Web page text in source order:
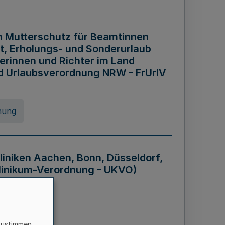
Mutterschutz für Beamtinnen
Erholungs- und Sonderurlaub
und Richter im Land
NRW - FrUrlV
Aachen, Bonn, Düsseldorf,
Verordnung - UKVO)